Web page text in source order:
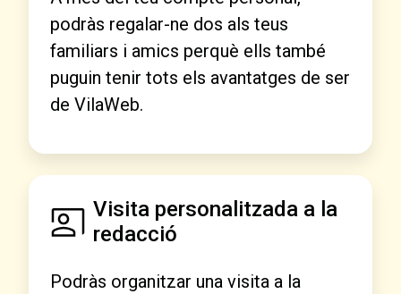
podràs regalar-ne dos als teus
familiars i amics perquè ells també
puguin tenir tots els avantatges de ser
de VilaWeb.
Visita personalitzada a la
redacció
Podràs organitzar una visita a la